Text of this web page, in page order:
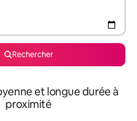
Rechercher
et longue durée à
proximité